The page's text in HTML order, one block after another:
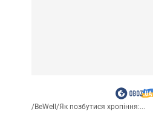
/BeWell/Як позбутися хропіння:...